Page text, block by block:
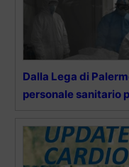
Dalla Lega di
personale sanitario